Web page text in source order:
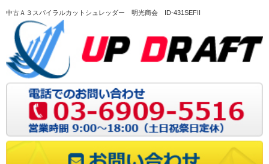
中古Ａ３スパイラルカットシュレッダー 明光商会 ID-431SEFII